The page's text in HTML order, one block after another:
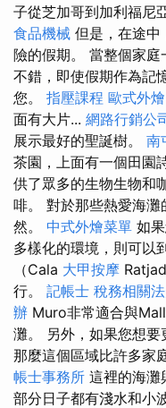
子從芝加哥到加利福尼
食品機械 但是，在途中
險的假期。 當整個家
不錯，即使假期作為記
您。 指壓課程 歐式外燴
面有大片... 網路行銷公
展示最好的聖誕樹。 南
茶園，上面有一個田園
供了眾多的生物生物和
啡。 對於那些熱愛海灘
然。 中式外燴菜單 如
多樣化的環境，則可以
（Cala 大甲按摩
行。 記帳士 稅務相關
辦 Muro非常適合與
灘。 另外，如果您想要
那麼這個區域比許多家
帳士事務所 這裡的海
部分日子都有淺水和小